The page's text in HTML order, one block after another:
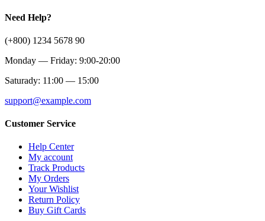
Need Help?
(+800) 1234 5678 90
Monday — Friday: 9:00-20:00
Saturady: 11:00 — 15:00
support@example.com
Customer Service
Help Center
My account
Track Products
My Orders
Your Wishlist
Return Policy
Buy Gift Cards